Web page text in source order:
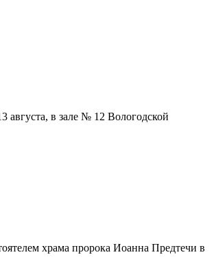
августа, в зале № 12 Вологодской
храма пророка Иоанна Предтечи в